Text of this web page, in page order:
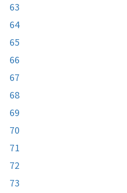
63
64
65
66
67
68
69
70
71
72
73